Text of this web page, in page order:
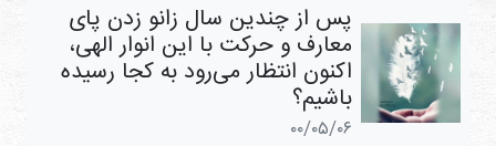
پس از چندین سال زانو زدن پای
معارف و حرکت با این انوار الهی،
اکنون انتظار می‌رود به کجا رسیده
باشیم؟
۰۰/۰۵/۰۶